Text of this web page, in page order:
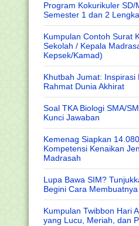
Program Kokurikuler SD/
Semester 1 dan 2
Kumpulan Contoh Surat
Sekolah / Kepala
Kepsek/Kamad)
Khutbah Jumat: Inspirasi
Rahmat Dunia Akhirat
Soal TKA Biologi SMA/
Kunci Jawaban
Kemenag Siapkan
Kompetensi Kenaikan
Madrasah
Lupa Bawa SIM?
Begini Cara Membuatnya
Kumpulan Twibbon Hari
yang Lucu, Meriah, dan